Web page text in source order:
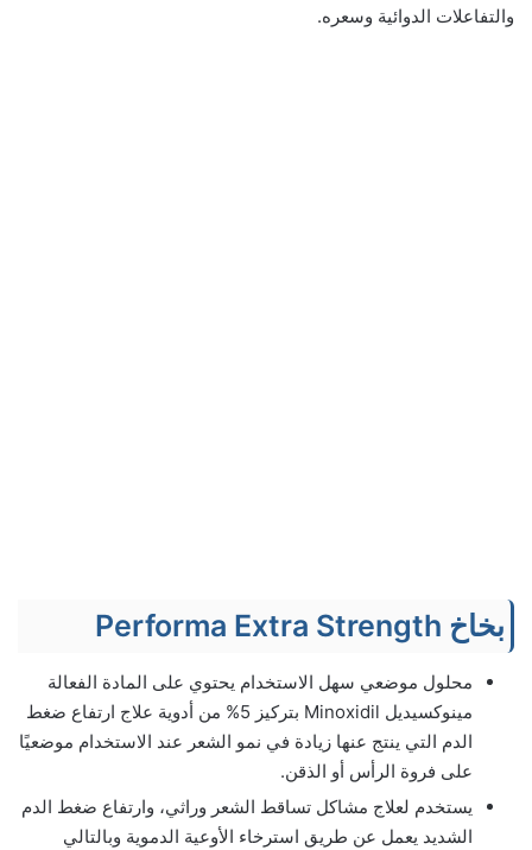
‌والتفاعلات الدوائية وسعره‌.
بخاخ Performa Extra Strength
محلول موضعي سهل الاستخدام يحتوي على المادة الفعالة
مينوكسيديل Minoxidil بتركيز 5% من أدوية علاج ارتفاع ضغط
الدم التي ينتج عنها زيادة في نمو الشعر عند الاستخدام موضعيًا
على فروة الرأس أو الذقن.
يستخدم لعلاج مشاكل تساقط الشعر وراثي، وارتفاع ضغط الدم
الشديد يعمل عن طريق استرخاء الأوعية الدموية وبالتالي